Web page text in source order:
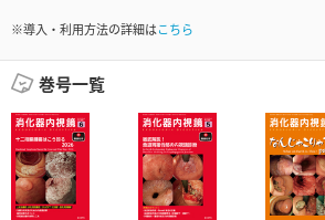
※導入・利用方法の詳細はこちら
巻号一覧